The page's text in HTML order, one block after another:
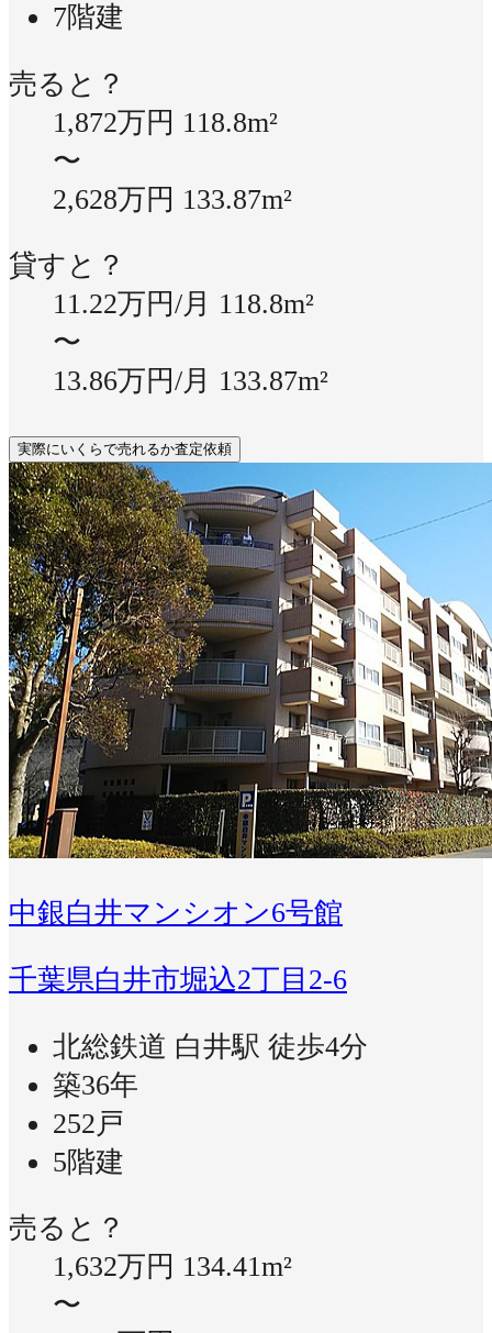
7階建
売ると？
1,872万円 118.8m²
〜
2,628万円 133.87m²
貸すと？
11.22万円/月 118.8m²
〜
13.86万円/月 133.87m²
実際にいくらで売れるか査定依頼
中銀白井マンシオン6号館
千葉県白井市堀込2丁目2-6
北総鉄道 白井駅 徒歩4分
築36年
252戸
5階建
売ると？
1,632万円 134.41m²
〜